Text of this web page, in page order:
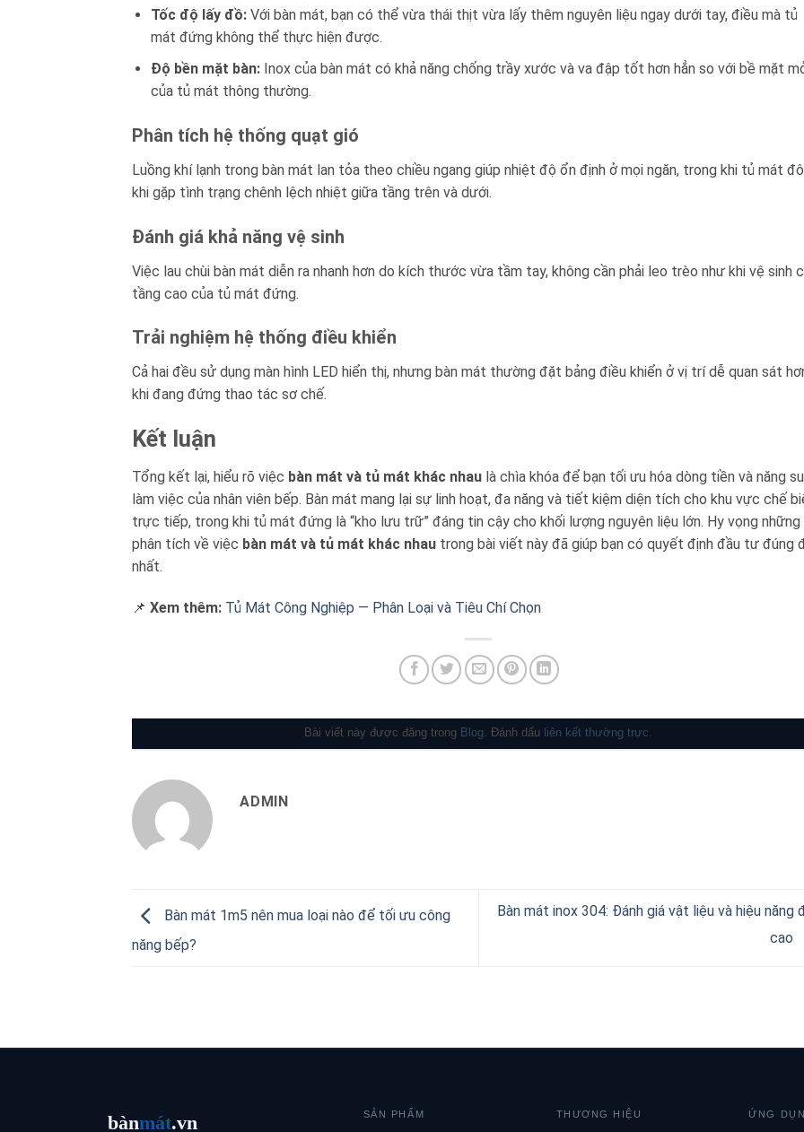
Tốc độ lấy đồ:Với bàn mát, bạn có thể vừa thái thịt vừa lấy thêm nguyên liệu ngay dưới tay, điều mà tủ
mát đứng không thể thực hiện được.
Độ bền mặt bàn:Inox của bàn mát có khả năng chống trầy xước và va đập tốt hơn hẳn so với bề mặt
của tủ mát thông thường.
Phân tích hệ thống quạt gió
Luồng khí lạnh trong bàn mát lan tỏa theo chiều ngang giúp nhiệt độ ổn định ở mọi ngăn, trong khi tủ mát
khi gặp tình trạng chênh lệch nhiệt giữa tầng trên và dưới.
Đánh giá khả năng vệ sinh
Việc lau chùi bàn mát diễn ra nhanh hơn do kích thước vừa tầm tay, không cần phải leo trèo như khi vệ sinh
tầng cao của tủ mát đứng.
Trải nghiệm hệ thống điều khiển
Cả hai đều sử dụng màn hình LED hiển thị, nhưng bàn mát thường đặt bảng điều khiển ở vị trí dễ quan sát
khi đang đứng thao tác sơ chế.
Kết luận
Tổng kết lại, hiểu rõ việc bàn mát và tủ mát khác nhau là chìa khóa để bạn tối ưu hóa dòng tiền và năng
làm việc của nhân viên bếp. Bàn mát mang lại sự linh hoạt, đa năng và tiết kiệm diện tích cho khu vực chế
trực tiếp, trong khi tủ mát đứng là “kho lưu trữ” đáng tin cậy cho khối lượng nguyên liệu lớn. Hy vọng những
phân tích về việc bàn mát và tủ mát khác nhau trong bài viết này đã giúp bạn có quyết định đầu tư đúng
nhất.
📌 Xem thêm: Tủ Mát Công Nghiệp — Phân Loại và Tiêu Chí Chọn
Bài viết này được đăng trong Blog. Đánh dấu liên kết thường trực.
ADMIN
Bàn mát 1m5 nên mua loại nào để tối ưu công
năng bếp?
Bàn mát inox 304: Đánh giá vật liệu và hiệu năng
cao
bànmát.vn SẢN PHẨM THƯƠNG HIỆU ỨNG